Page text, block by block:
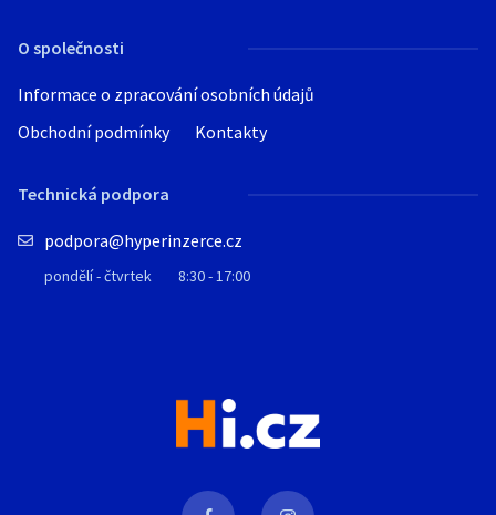
O společnosti
Informace o zpracování osobních údajů
Obchodní podmínky
Kontakty
Technická podpora
podpora@hyperinzerce.cz
pondělí - čtvrtek 8:30 - 17:00